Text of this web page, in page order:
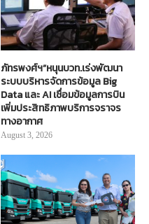
ภัทรพงศ์ฯ”หนุนบวท.เร่งพัฒนา
ระบบบริหารจัดการข้อมูล Big
Data และ AI เชื่อมข้อมูลการบิน
เพิ่มประสิทธิภาพบริการจราจร
ทางอากาศ
August 3, 2026